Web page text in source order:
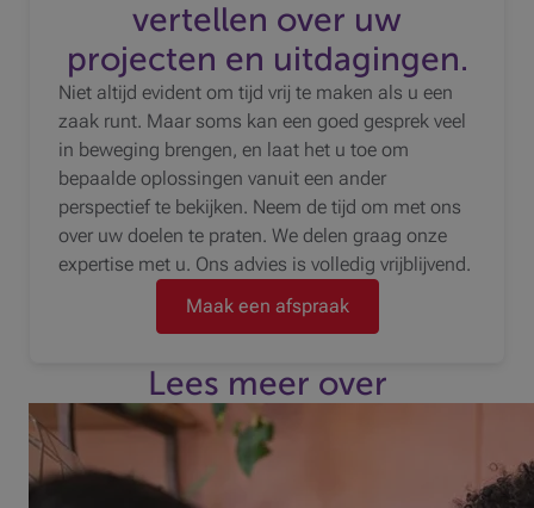
vertellen over uw
projecten en uitdagingen.
Niet altijd evident om tijd vrij te maken als u een
zaak runt. Maar soms kan een goed gesprek veel
in beweging brengen, en laat het u toe om
bepaalde oplossingen vanuit een ander
perspectief te bekijken. Neem de tijd om met ons
over uw doelen te praten. We delen graag onze
expertise met u. Ons advies is volledig vrijblijvend.
Maak een afspraak
Lees meer over